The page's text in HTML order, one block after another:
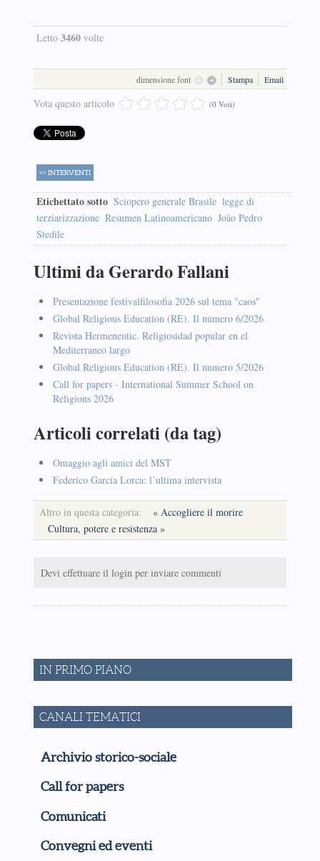
Letto 3460volte
dimensione font Stampa Email
Vota questo articolo (0 Voti)
<< INTERVENTI
Etichettato sotto Sciopero generale Brasile legge di
terziarizzazione Resumen Latinoamericano João Pedro
Stedile
Ultimi da Gerardo Fallani
Presentazione festivalfilosofia 2026 sul tema "caos"
Global Religious Education (RE). Il numero 6/2026
Revista Hermeneutic. Religiosidad popular en el
Mediterraneo largo
Global Religious Education (RE). Il numero 5/2026
Call for papers - International Summer School on
Religions 2026
Articoli correlati (da tag)
Omaggio agli amici del MST
Federico García Lorca: l’ultima intervista
Altro in questa categoria:
« Accogliere il morire
Cultura, potere e resistenza »
Devi effettuare il login per inviare commenti
IN PRIMO PIANO
CANALI TEMATICI
Archivio storico-sociale
Call for papers
Comunicati
Convegni ed eventi